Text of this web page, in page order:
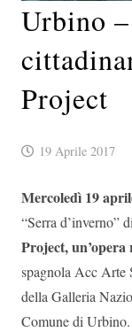
Urbino
Project
19 Aprile 2017
Mercoledì 19
“Serra d’inverno”
Project,
spagnola Acc Arte
della Galleria
Comune di